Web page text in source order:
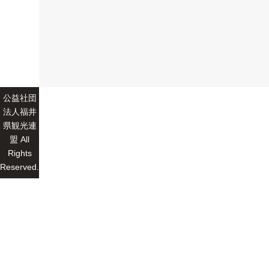
公益社団
法人福井
県観光連
盟 All
Rights
Reserved.